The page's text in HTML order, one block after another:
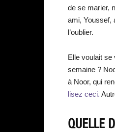
de se marier,
ami, Youssef,
l’oublier.
Elle voulait se
semaine ?
à Noor, qui
lisez ceci.
QUELLE